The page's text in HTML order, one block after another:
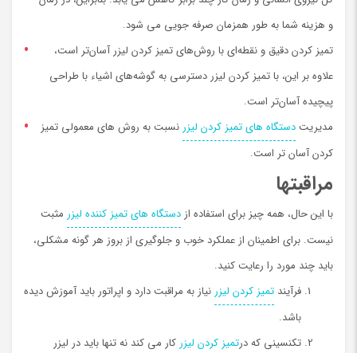
و هزینه شما به طور همزمان صرفه جویی می شود.
تمیز کردن دقیق و نقطه‌ای با روش‌های تمیز کردن لیزر آسان‌تر است،
علاوه بر این، با تمیز کردن لیزر دسترسی به گوشه‌های اشیاء با طراحی
پیچیده آسان‌تر است.
مدیریت دستگاه های تمیز کردن لیزر نسبت به روش های معمولی تمیز
کردن آسان تر است.
مراقبتها
با این حال، همه چیز برای استفاده از دستگاه های تمیز کننده لیزر مثبت
نیست. برای اطمینان از عملکرد خوب و جلوگیری از بروز هر گونه مشکلی،
باید چند مورد را رعایت کنید.
فرآیند تمیز کردن لیزر نیاز به مراقبت دارد و اپراتور باید آموزش دیده
باشد.
تکنسینی که درتمیز کردن لیزر کار می کند نه تنها باید در لیزر